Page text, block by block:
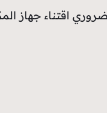
اقتناء جهاز